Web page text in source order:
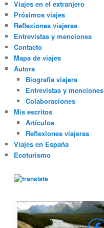
Viajes en el extranjero
Próximos viajes
Reflexiones viajeras
Entrevistas y menciones
Contacto
Mapa de viajes
Autora
Biografía viajera
Entrevistas y menciones
Colaboraciones
Mis escritos
Artículos
Reflexiones viajeras
Viajes en España
Ecoturismo